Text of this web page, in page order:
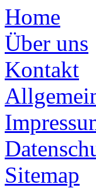
Home
Über uns
Kontakt
Sitemap